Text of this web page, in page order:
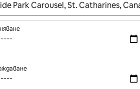
резултатите се покажат,